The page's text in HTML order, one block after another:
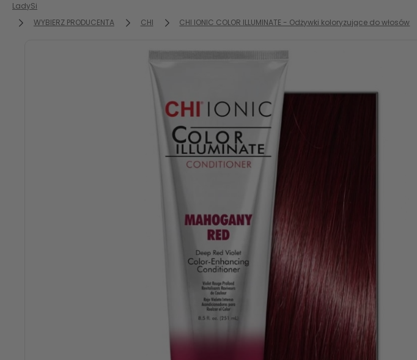
LadySi
WYBIERZ PRODUCENTA
CHI CHI IONIC COLOR ILLUMINATE - Odżywki koloryzujące do włosów